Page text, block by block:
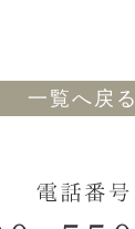
一覧へ戻る